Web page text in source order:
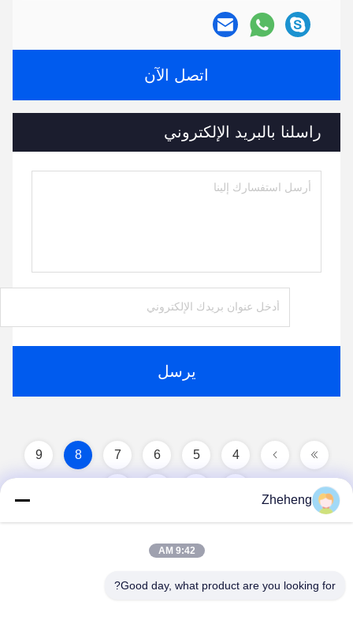
اتصل الآن
راسلنا بالبريد الإلكتروني
يرسل
4
5
6
7
8
9
Zheheng
9:42 AM
Good day, what product are you looking for?